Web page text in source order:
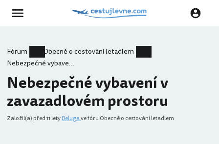
Fórum
Obecně o cestování letadlem
Nebezpečné vybavení v zavazadlovém prostoru
Nebezpečné vybavení v
zavazadlovém prostoru
Založil(a) před 11 letyBelugave fóru Obecně o cestování letadlem